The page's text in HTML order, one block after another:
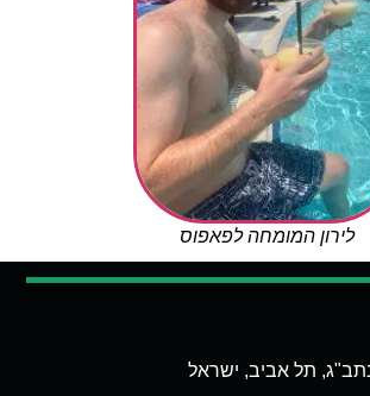
לירון המומחה לפאפוס
תל אביב, ישראל